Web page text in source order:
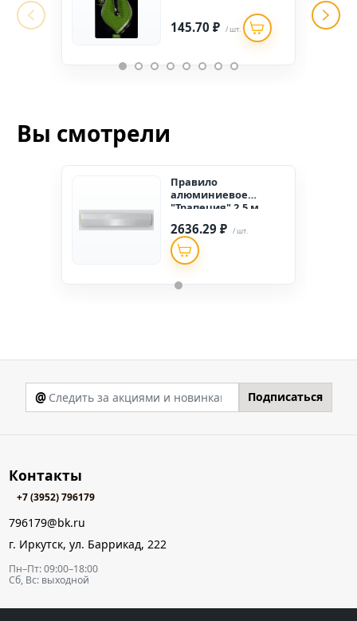
145.70 ₽ / шт.
Вы смотрели
Правило
алюминиевое
"Трапеция" 2,5 м
2636.29 ₽ / шт.
@ Подписаться
Контакты
+7 (3952) 796179
796179@bk.ru
г. Иркутск, ул. Баррикад, 222
Пн–Пт: 09:00–18:00
Сб, Вс: выходной